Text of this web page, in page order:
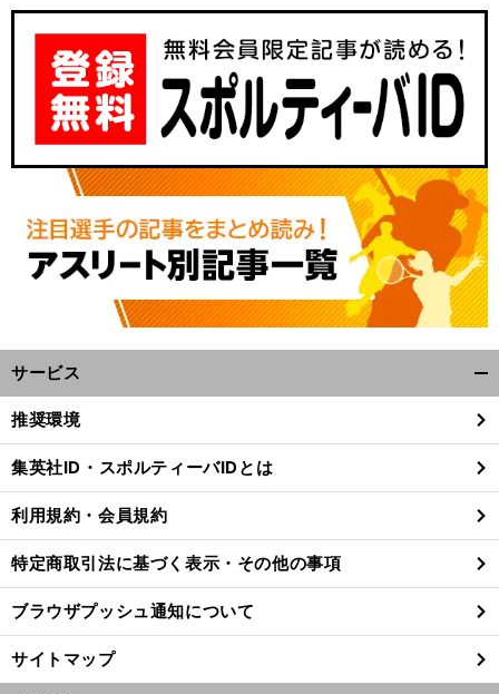
へ
サービス
閉
る
推奨環境
集英社ID・スポルティーバIDとは
利用規約・会員規約
特定商取引法に基づく表示・その他の事項
ブラウザプッシュ通知について
サイトマップ